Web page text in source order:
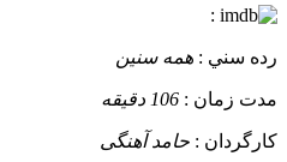
:
رده سني : همه سنین
مدت زمان : 106 دقیقه
کارگردان : حامد آهنگی